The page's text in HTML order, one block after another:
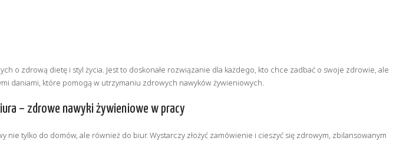
o zdrową dietę i styl życia. Jest to doskonałe rozwiązanie dla każdego, kto chce zadbać o swoje zdrowie, ale
daniami, które pomogą w utrzymaniu zdrowych nawyków żywieniowych.
– zdrowe nawyki żywieniowe w pracy
tylko do domów, ale również do biur. Wystarczy złożyć zamówienie i cieszyć się zdrowym, zbilansowanym